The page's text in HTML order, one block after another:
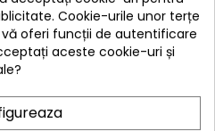
Cookie-urile unor terțe
oferi funcții de autentificare
aceste cookie-uri și